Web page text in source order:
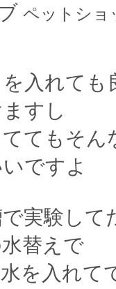
ペットショ
入れても
すし
てもそ
ですよ
実験して
替えで
を入れて